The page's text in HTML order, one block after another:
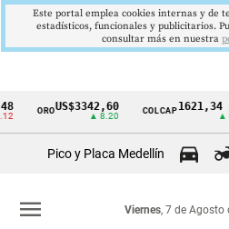
Cintillo
Colombia
OROUS$3342,60
▲ 8.20
COLCAP1621,34
▲
Pico y Placa Medellín
Viernes, 7 de Agosto
menu
Este portal emplea cookies internas y de
estadísticos, funcionales y publicitarios.
consultar más en nuestra